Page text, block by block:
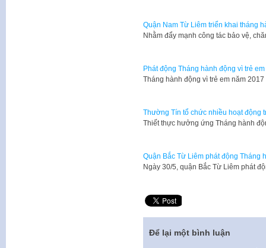
Quận Nam Từ Liêm triển khai tháng
Nhằm đẩy mạnh công tác bảo vệ,
Phát động Tháng hành động vì trẻ
Tháng hành động vì trẻ em năm
Thường Tín tổ chức nhiều hoạt động
Thiết thực hưởng ứng Tháng hành
Quận Bắc Từ Liêm phát động Tháng
Ngày 30/5, quận Bắc Từ Liêm phát
Để lại một bình luận